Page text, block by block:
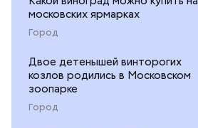
московских ярмарках
Город
Двое детенышей винторогих
козлов родились в Московском
зоопарке
Город